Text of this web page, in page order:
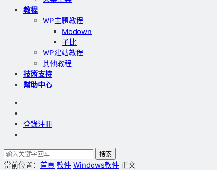
教程
WP主題教程
Modown
子比
WP建站教程
其他教程
技術支持
幫助中心
登錄注冊
搜索
當前位置： 首頁 軟件 Windows軟件 正文